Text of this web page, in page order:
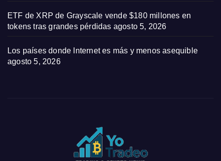
ETF de XRP de Grayscale vende $180 millones en
tokens tras grandes pérdidas agosto 5, 2026
Los países donde Internet es más y menos asequible
agosto 5, 2026